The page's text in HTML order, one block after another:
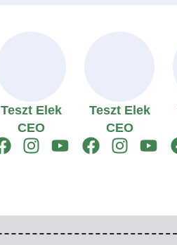
Teszt Elek
CEO
Teszt Elek
CEO